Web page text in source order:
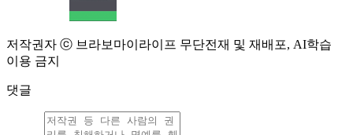
저작권자 ⓒ 브라보마이라이프 무단전재 및 재배포, AI학습
이용 금지
댓글